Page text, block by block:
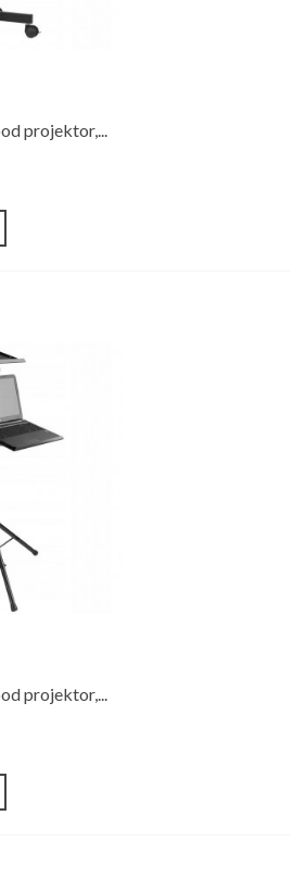
projektor,...
projektor,...